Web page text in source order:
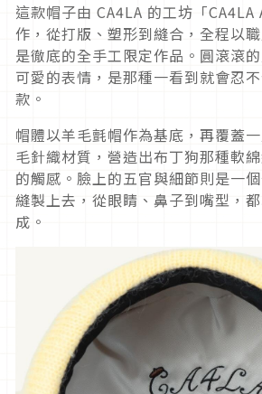
這款帽子由 CA4LA 的工坊「CA4LA
作，從打版、塑形到縫合，全程以
是徹底的全手工限定作品。圓滾滾
可愛的表情，是那種一看到就會忍
款。
帽體以羊毛氈帽作為基底，再覆蓋
毛針織材質，營造出布丁狗那種軟
的觸感。臉上的五官與細節則是一
縫製上去，從眼睛、鼻子到嘴型，
成。